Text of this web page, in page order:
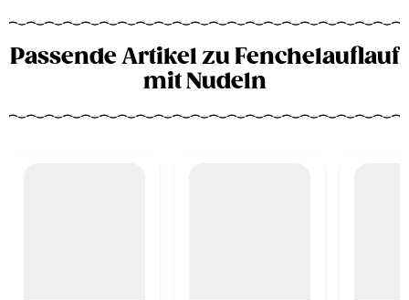
Passende Artikel zu Fenchelauflauf
mit Nudeln